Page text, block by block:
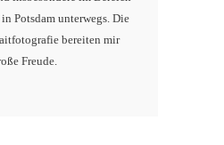
Potsdam unterwegs. Die
bereiten mir
Freude.